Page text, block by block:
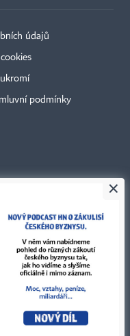
údajů
podmínky
svolení vydavatele je
rozmnožování a šíření
v českém nebo
též rozmnožování
nebo dat
×